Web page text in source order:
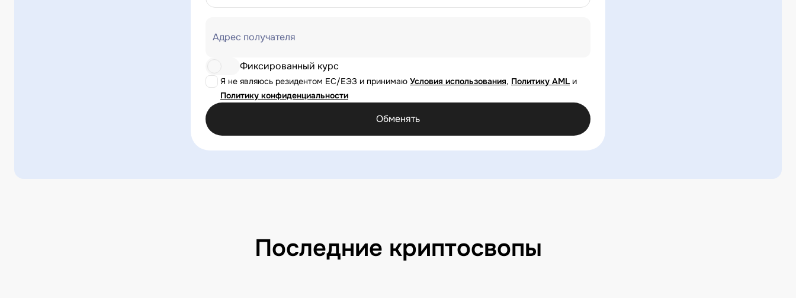
Адрес получателя
Я не являюсь резидентом ЕС/ЕЭЗ и принимаю Условия использования, Политику AML и
Политику конфиденциальности
Фиксированный курс
Обменять
Последние криптосвопы